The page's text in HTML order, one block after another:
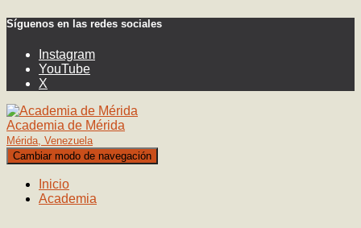
Síguenos en las redes sociales
Instagram
YouTube
X
Academia de Mérida
Mérida, Venezuela
Cambiar modo de navegación
Inicio
Academia